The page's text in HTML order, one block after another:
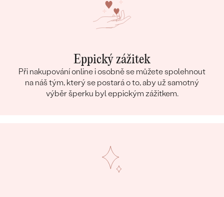
Eppický zážitek
Při nakupování online i osobně se můžete spolehnout
na náš tým, který se postará o to, aby už samotný
výběr šperku byl eppickým zážitkem.